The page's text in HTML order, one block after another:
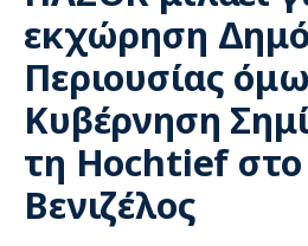
εκχώρηση
Περιουσίας
Κυβέρνηση
τη Hochtief στο
Βενιζέλος